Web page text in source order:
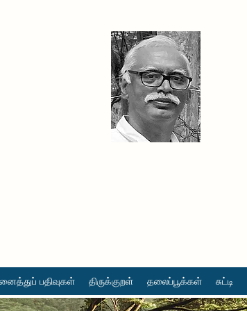
பதிவுகள் திருக்குறள் தலைப்பூக்கள் சுட்டி